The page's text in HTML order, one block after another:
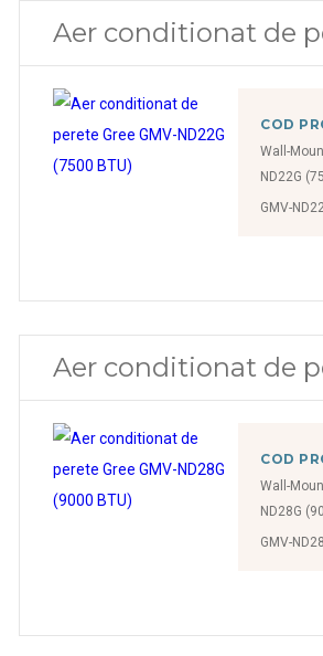
Aer conditionat de
COD
Wall-
ND22G
GMV-
Aer conditionat de
COD
Wall-
ND28G
GMV-